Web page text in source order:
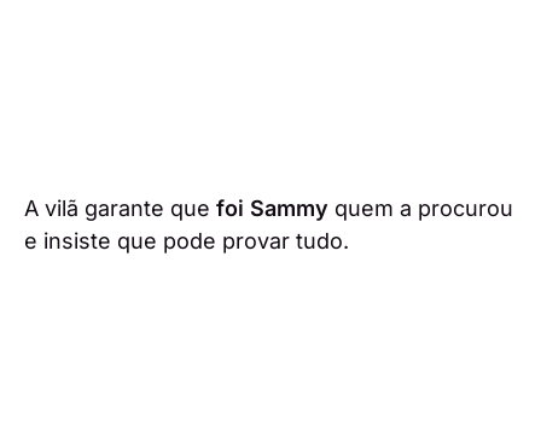
A vilã garante que foi Sammy quem a procurou
e insiste que pode provar tudo.